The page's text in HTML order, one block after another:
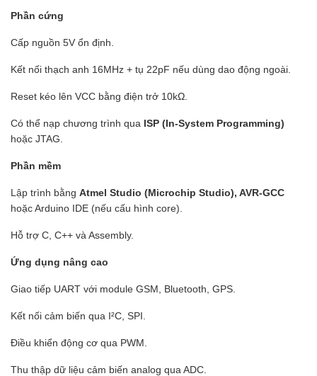
Phần cứng
Cấp nguồn 5V ổn định.
Kết nối thạch anh 16MHz + tụ 22pF nếu dùng dao động ngoài.
Reset kéo lên VCC bằng điện trở 10kΩ.
Có thể nạp chương trình qua ISP (In-System Programming)
hoặc JTAG.
Phần mềm
Lập trình bằng Atmel Studio (Microchip Studio), AVR-GCC
hoặc Arduino IDE (nếu cấu hình core).
Hỗ trợ C, C++ và Assembly.
Ứng dụng nâng cao
Giao tiếp UART với module GSM, Bluetooth, GPS.
Kết nối cảm biến qua I²C, SPI.
Điều khiển động cơ qua PWM.
Thu thập dữ liệu cảm biến analog qua ADC.